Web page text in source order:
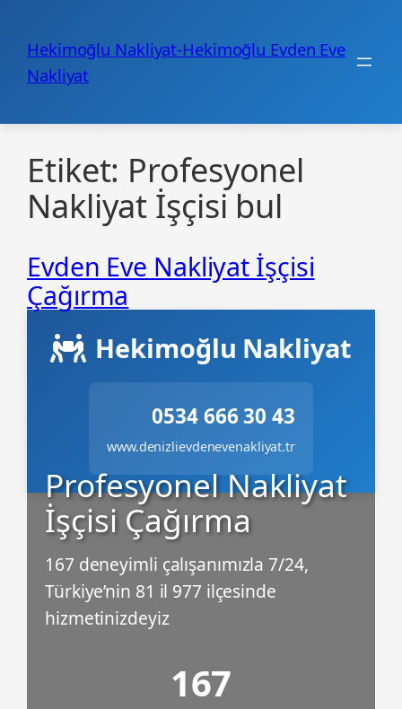
Hekimoğlu Nakliyat-Hekimoğlu Evden Eve
Nakliyat
Etiket: Profesyonel
Nakliyat İşçisi bul
Evden Eve Nakliyat İşçisi
Çağırma
Hekimoğlu Nakliyat
0534 666 30 43
www.denizlievdenevenakliyat.tr
Profesyonel Nakliyat
İşçisi Çağırma
167 deneyimli çalışanımızla 7/24,
Türkiye’nin 81 il 977 ilçesinde
hizmetinizdeyiz
167